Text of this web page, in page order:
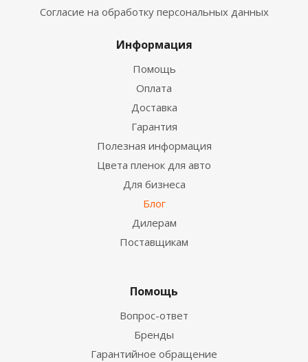
Согласие на обработку персональных данных
Информация
Помощь
Оплата
Доставка
Гарантия
Полезная информация
Цвета пленок для авто
Для бизнеса
Блог
Дилерам
Поставщикам
Помощь
Вопрос-ответ
Бренды
Гарантийное обращение